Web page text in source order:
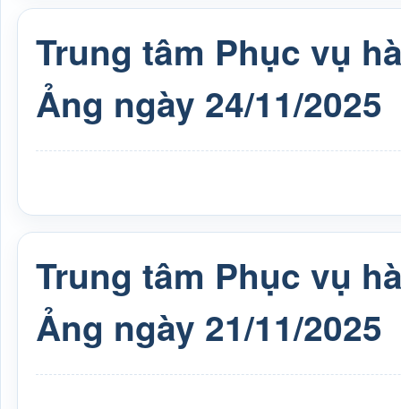
Trung tâm Phục vụ
Ảng ngày 24/11/2025
Trung tâm Phục vụ
Ảng ngày 21/11/2025